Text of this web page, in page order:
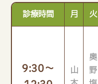
診療時間 月 火
9:30～
山
奥
野